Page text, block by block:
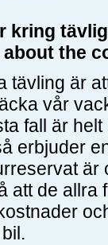
kring
about the
tävling är
vår
fall är
erbjuder
är
att de allra